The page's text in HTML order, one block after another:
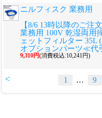
ニルフィスク 業務用
【8/6 13時以降のご注
業務用 100V 乾湿両用
ェットフィルター 35L
オプションパーツ≪代
9,310円(消費税込:10,241円)
< 1 … 9